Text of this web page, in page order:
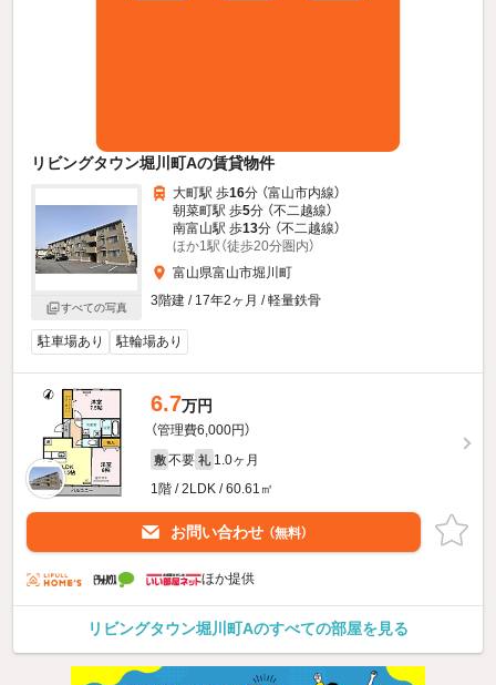
リビングタウン堀川町Aの賃貸物件
すべての写真
大町駅 歩16分 （富山市内線）
朝菜町駅 歩5分 （不二越線）
南富山駅 歩13分 （不二越線）
ほか1駅（徒歩20分圏内）
富山県富山市堀川町
3階建 / 17年2ヶ月 / 軽量鉄骨
駐車場あり 駐輪場あり
6.7万円
（管理費6,000円）
敷 不要 礼 1.0ヶ月
1階 / 2LDK / 60.61㎡
お問い合わせ （無料）
ほか提供
リビングタウン堀川町Aのすべての部屋を見る